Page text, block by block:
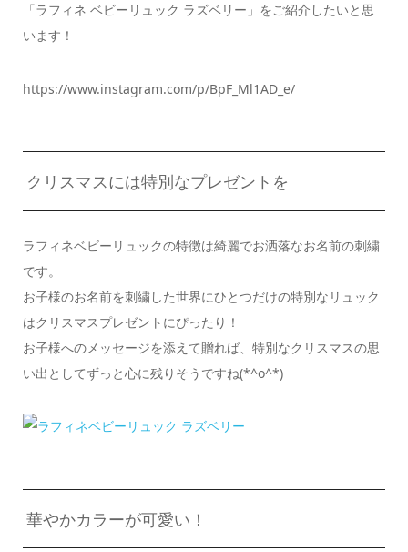
「ラフィネ ベビーリュック ラズベリー」をご紹介したいと思
います！
https://www.instagram.com/p/BpF_Ml1AD_e/
クリスマスには特別なプレゼントを
ラフィネベビーリュックの特徴は綺麗でお洒落なお名前の刺繍
です。
お子様のお名前を刺繍した世界にひとつだけの特別なリュック
はクリスマスプレゼントにぴったり！
お子様へのメッセージを添えて贈れば、特別なクリスマスの思
い出としてずっと心に残りそうですね(*^o^*)
華やかカラーが可愛い！